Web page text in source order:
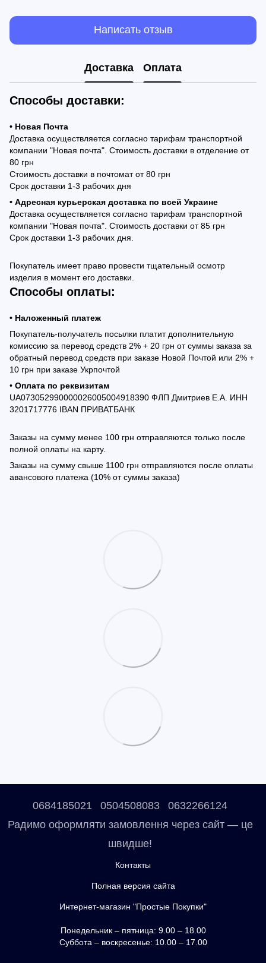
Написать отзыв
Доставка Оплата
Способы доставки:
• Новая Почта
Доставка осуществляется согласно тарифам транспортной
компании "Новая почта". Стоимость доставки в отделение от
80 грн
Стоимость доставки в почтомат от 80 грн
Срок доставки 1-3 рабочих дня
• Адресная курьерская доставка по всей Украине
Доставка осуществляется согласно тарифам транспортной
компании "Новая почта". Стоимость доставки от 85 грн
Срок доставки 1-3 рабочих дня.
Покупатель имеет право провести тщательный осмотр
изделия в момент его доставки.
Способы оплаты:
• Наложенный платеж
Покупатель-получатель посылки платит дополнительную
комиссию за перевод средств 2% + 20 грн от суммы заказа за
обратный перевод средств при заказе Новой Почтой или 2% +
10 грн при заказе Укрпочтой
• Оплата по реквизитам
UA073052990000026005004918390 ФЛП Дмитриев Е.А. ИНН
3201717776 IBAN ПРИВАТБАНК
Заказы на сумму менее 100 грн отправляются только после
полной оплаты на карту.
Заказы на сумму свыше 1100 грн отправляются после оплаты
авансового платежа (10% от суммы заказа)
0684185021 0504508083
0632266124
Радимо оформляти замовлення через сайт — це
швидше!
Контакты
Полная версия сайта
Интернет-магазин "Простые Покупки"
Понедельник – пятница: 9.00 – 18.00
Суббота – воскресенье: 10.00 – 17.00